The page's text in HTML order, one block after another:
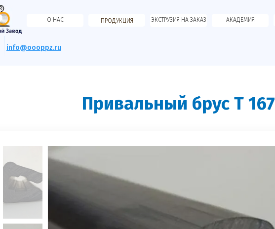
О НАС ПРОДУКЦИЯ ЭКСТРУЗИЯ НА ЗАКАЗ АКАДЕМИЯ
info@oooppz.ru
Привальный брус T 167